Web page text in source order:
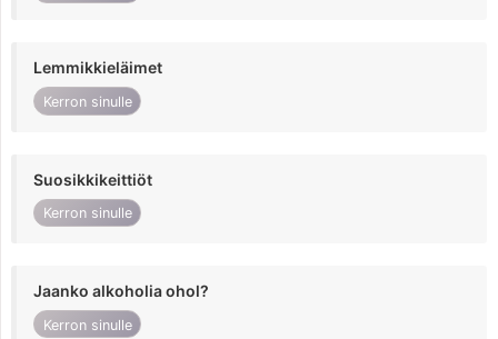
Lemmikkieläimet
Kerron sinulle
Suosikkikeittiöt
Kerron sinulle
Jaanko alkoholia ohol?
Kerron sinulle